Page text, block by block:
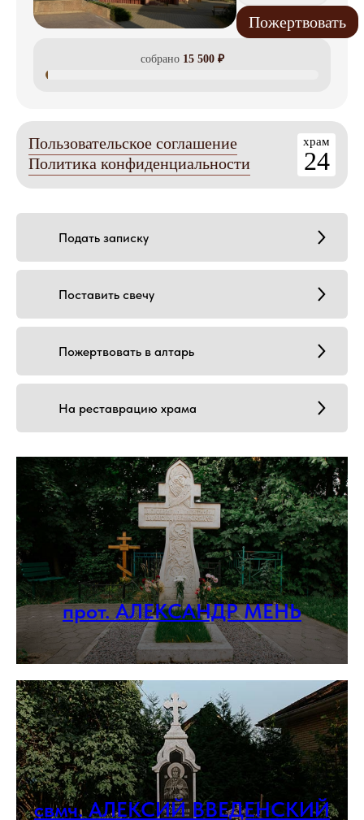
Пожертвовать
собрано 15 500 ₽
Пользовательское соглашение
Политика конфиденциальности
храм
24
Подать записку
Поставить свечу
Пожертвовать в алтарь
На реставрацию храма
прот. АЛЕКСАНДР МЕНЬ
свмч. АЛЕКСИЙ ВВЕДЕНСКИЙ